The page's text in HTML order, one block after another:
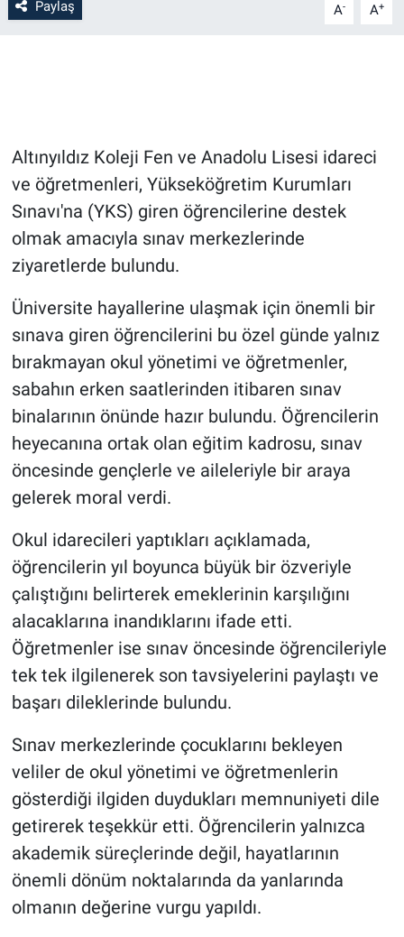
Paylaş A- A+
Altınyıldız Koleji Fen ve Anadolu Lisesi idareci
ve öğretmenleri, Yükseköğretim Kurumları
Sınavı'na (YKS) giren öğrencilerine destek
olmak amacıyla sınav merkezlerinde
ziyaretlerde bulundu.
Üniversite hayallerine ulaşmak için önemli bir
sınava giren öğrencilerini bu özel günde yalnız
bırakmayan okul yönetimi ve öğretmenler,
sabahın erken saatlerinden itibaren sınav
binalarının önünde hazır bulundu. Öğrencilerin
heyecanına ortak olan eğitim kadrosu, sınav
öncesinde gençlerle ve aileleriyle bir araya
gelerek moral verdi.
Okul idarecileri yaptıkları açıklamada,
öğrencilerin yıl boyunca büyük bir özveriyle
çalıştığını belirterek emeklerinin karşılığını
alacaklarına inandıklarını ifade etti.
Öğretmenler ise sınav öncesinde öğrencileriyle
tek tek ilgilenerek son tavsiyelerini paylaştı ve
başarı dileklerinde bulundu.
Sınav merkezlerinde çocuklarını bekleyen
veliler de okul yönetimi ve öğretmenlerin
gösterdiği ilgiden duydukları memnuniyeti dile
getirerek teşekkür etti. Öğrencilerin yalnızca
akademik süreçlerinde değil, hayatlarının
önemli dönüm noktalarında da yanlarında
olmanın değerine vurgu yapıldı.
Kayseri
Niğde
Aksaray
Kırşehir
Yerel
Genel
Kültür - Sanat
Politika
Magazin
Çevre
Haberde İnsan